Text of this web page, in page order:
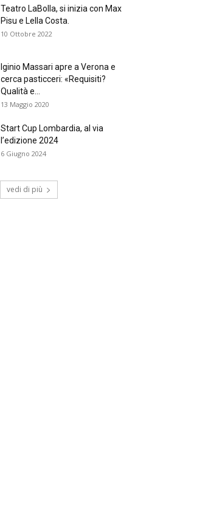
Teatro LaBolla, si inizia con Max
Pisu e Lella Costa.
10 Ottobre 2022
Iginio Massari apre a Verona e
cerca pasticceri: «Requisiti?
Qualità e...
13 Maggio 2020
Start Cup Lombardia, al via
l’edizione 2024
6 Giugno 2024
vedi di più